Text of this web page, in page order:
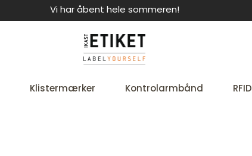
Vi har åbent hele sommeren!
Klistermærker Kontrolarmbånd RFID